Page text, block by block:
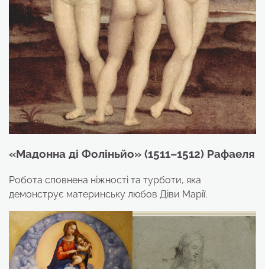
«Мадонна ді Фоліньйо» (1511–1512) Рафаеля
Робота сповнена ніжності та турботи, яка
демонструє материнську любов Діви Марії.